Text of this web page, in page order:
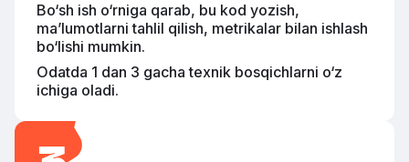
Bo‘sh ish o‘rniga qarab, bu kod yozish,
ma’lumotlarni tahlil qilish, metrikalar bilan ishlash
bo‘lishi mumkin.
Odatda 1 dan 3 gacha texnik bosqichlarni o‘z
ichiga oladi.